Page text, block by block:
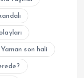
son hali